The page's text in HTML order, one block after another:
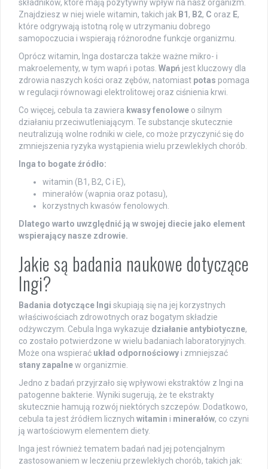
składników, które mają pozytywny wpływ na nasz organizm.
Znajdziesz w niej wiele witamin, takich jak B1 , B2, C oraz E,
które odgrywają istotną rolę w utrzymaniu dobrego
samopoczucia i wspierają różnorodne funkcje organizmu.
Oprócz witamin, Inga dostarcza także ważne mikro- i
makroelementy, w tym wapń i potas. Wapń jest kluczowy dla
zdrowia naszych kości oraz zębów, natomiast potas pomaga
w regulacji równowagi elektrolitowej oraz ciśnienia krwi.
Co więcej, cebula ta zawiera kwasy fenolowe o silnym
działaniu przeciwutleniającym. Te substancje skutecznie
neutralizują wolne rodniki w ciele, co może przyczynić się do
zmniejszenia ryzyka wystąpienia wielu przewlekłych chorób.
Inga to bogate źródło:
witamin (B1, B2, C i E),
minerałów (wapnia oraz potasu),
korzystnych kwasów fenolowych.
Dlatego warto uwzględnić ją w swojej diecie jako element
wspierający nasze zdrowie.
Jakie są badania naukowe dotyczące
Ingi?
Badania dotyczące Ingi skupiają się na jej korzystnych
właściwościach zdrowotnych oraz bogatym składzie
odżywczym. Cebula Inga wykazuje działanie antybiotyczne,
co zostało potwierdzone w wielu badaniach laboratoryjnych.
Może ona wspierać układ odpornościowy i zmniejszać
stany zapalnew organizmie.
Jedno z badań przyjrzało się wpływowi ekstraktów z Ingi na
patogenne bakterie. Wyniki sugerują, że te ekstrakty
skutecznie hamują rozwój niektórych szczepów. Dodatkowo,
cebula ta jest źródłem licznych witamin i minerałów, co czyni
ją wartościowym elementem diety.
Inga jest również tematem badań nad jej potencjalnym
zastosowaniem w leczeniu przewlekłych chorób, takich jak: